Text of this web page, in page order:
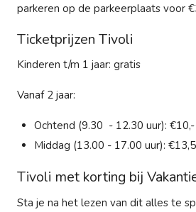
parkeren op de parkeerplaats voor
Ticketprijzen Tivoli
Kinderen t/m 1 jaar: gratis
Vanaf 2 jaar:
Ochtend (9.30 - 12.30 uur): €10,-
Middag (13.00 - 17.00 uur):
Tivoli met korting bij
Sta je na het lezen van dit alles te